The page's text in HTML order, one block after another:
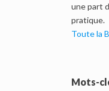
une part
pratique.
Toute la
Mots-